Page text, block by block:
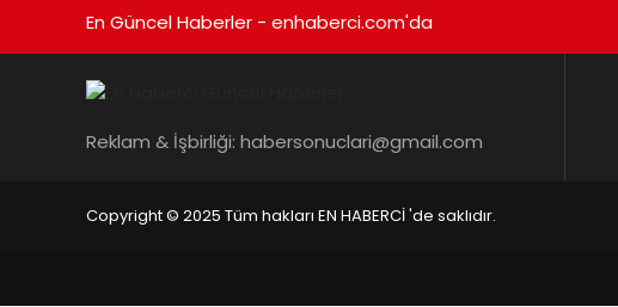
En Güncel Haberler - enhaberci.com'da
Reklam & İşbirliği: habersonuclari@gmail.com
Copyright © 2025 Tüm hakları EN HABERCİ 'de saklıdır.